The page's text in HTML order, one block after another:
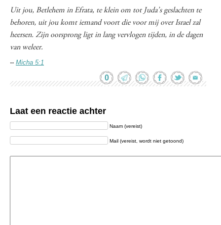
Uit jou, Betlehem in Efrata, te klein om tot Juda’s geslachten te
behoren, uit jou komt iemand voort die voor mij over Israel zal
heersen. Zijn oorsprong ligt in lang vervlogen tijden, in de dagen
van weleer.
-- Micha 5:1
0
Laat een reactie achter
Naam (vereist)
Mail (vereist, wordt niet getoond)